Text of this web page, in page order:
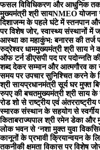
फसल विविधिकरण और आधुनिक
मुख्यमंत्री श्री सायNMEO योजना
दिशाजन्म के पहले घंटे में स्तनपान
पर विशेष जोर, स्वास्थ्य संस्थानों में
आस्था का महाकुंभ: बनारस की तर्ज
रुद्रेश्वर धाममुख्यमंत्री श्री साय ने
ऑफ टर्न डीएसपी पद पर पदोन्नति
शब्द देकर सम्मान और आत्मगौरव का
समय पर उपचार सुनिश्चित करने के
श्री सायप्रधानमंत्री सूर्य घर मुफ्त
रुपए की बचतमुख्यमंत्री श्री साय के
रोड शो से राष्ट्रीय एवं
स्मारक संस्थान के सहयोग से स्वर्गीय
किताबराज्यपाल श्री रमेन डेका और
लोक भवन से ‘नशा मुक्त युवा
कानूनों के प्रभावी क्रियान्वयन के
तकनीकी क्षमता विकास पर विशेष